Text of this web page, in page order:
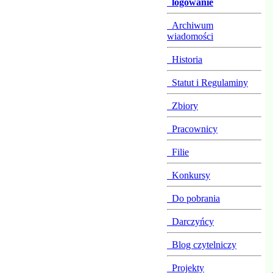
logowanie
Archiwum
wiadomości
Historia
Statut i Regulaminy
Zbiory
Pracownicy
Filie
Konkursy
Do pobrania
Darczyńcy
Blog czytelniczy
Projekty